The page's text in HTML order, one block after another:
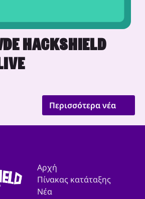
HACKSHIELD
Περισσότερα νέα
Αρχή
Πίνακας κατάταξης
Νέα